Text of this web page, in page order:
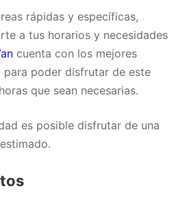
rápidas y específicas,
a tus horarios y necesidades
cuenta con los mejores
poder disfrutar de este
que sean necesarias.
es posible disfrutar de una